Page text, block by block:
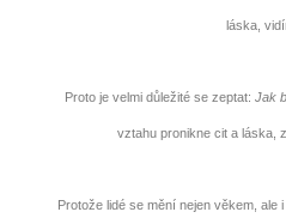
láska,
Proto je velmi důležité se zeptat: Jak
vztahu pronikne cit a láska,
Protože lidé se mění nejen věkem, ale